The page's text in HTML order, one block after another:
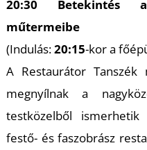
20:30 Betekintés
műtermeibe
(Indulás:20:15-kor a
A Restaurátor
megnyílnak a
testközelből
festő- és faszobrász